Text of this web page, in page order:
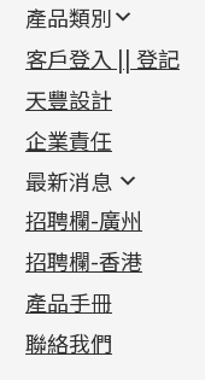
產品類別
新產品
足金系列
足金配件
機織鏈系列
珠仔鏈
镶口链
管狀網鏈
十字車花鏈系列
十字閃O鏈系列
十字錘打鏈系列
側身車花鏈系列
側身鏈系列
首飾配件
耳環類配件
卷迫系列
螺絲迫系列
梅花迫系列
平臺迫系列
綫拍系列
美拍系列
鏈類配件
動感車花吊墜
調節珠系列
生圈扣系列
龍蝦扣系列
鴨俐制系列
其他類配件
珠盤系列
袖口鈕系列
焊片及鐳射綫
空心車花管
珠類配件
無孔光身珠
空心光身珠
無孔批花珠
鑲口類
四爪頭系列
六爪頭系列
車花片
動感車花片
鑲口戒指
鑲口手鏈系列
首飾系列
手镯系列
戒指系列
空心耳環
空心车花管首饰链
空心手鐲系列
貴金屬原料
千足金
記憶金屬系列
記憶戒指
拉簧珠珠手鏈
記憶鈦手鐲
客戶登入 || 登記
天豐設計
企業責任
最新消息
最新消息
各項證書(2)
相片集(9)
展覽會資訊
最新產品資訊
招聘欄-廣州
招聘欄-香港
產品手冊
聯絡我們